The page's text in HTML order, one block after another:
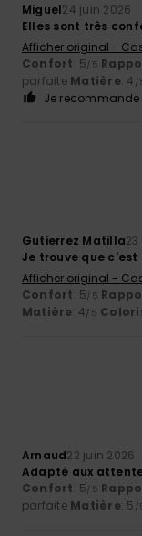
Miguel24 juin 2026
Elles sont très
Afficher original -
Confort: 5/5
parfaite Matière: 4 /
Je
Gutierrez Matilla
Je trouve que c'est
Afficher original -
Confort: 5/5
Matière: 4/5
Arnaud22 juin 2026
Adapté aux
Confort: 5/5
parfaite Matière: 5 /